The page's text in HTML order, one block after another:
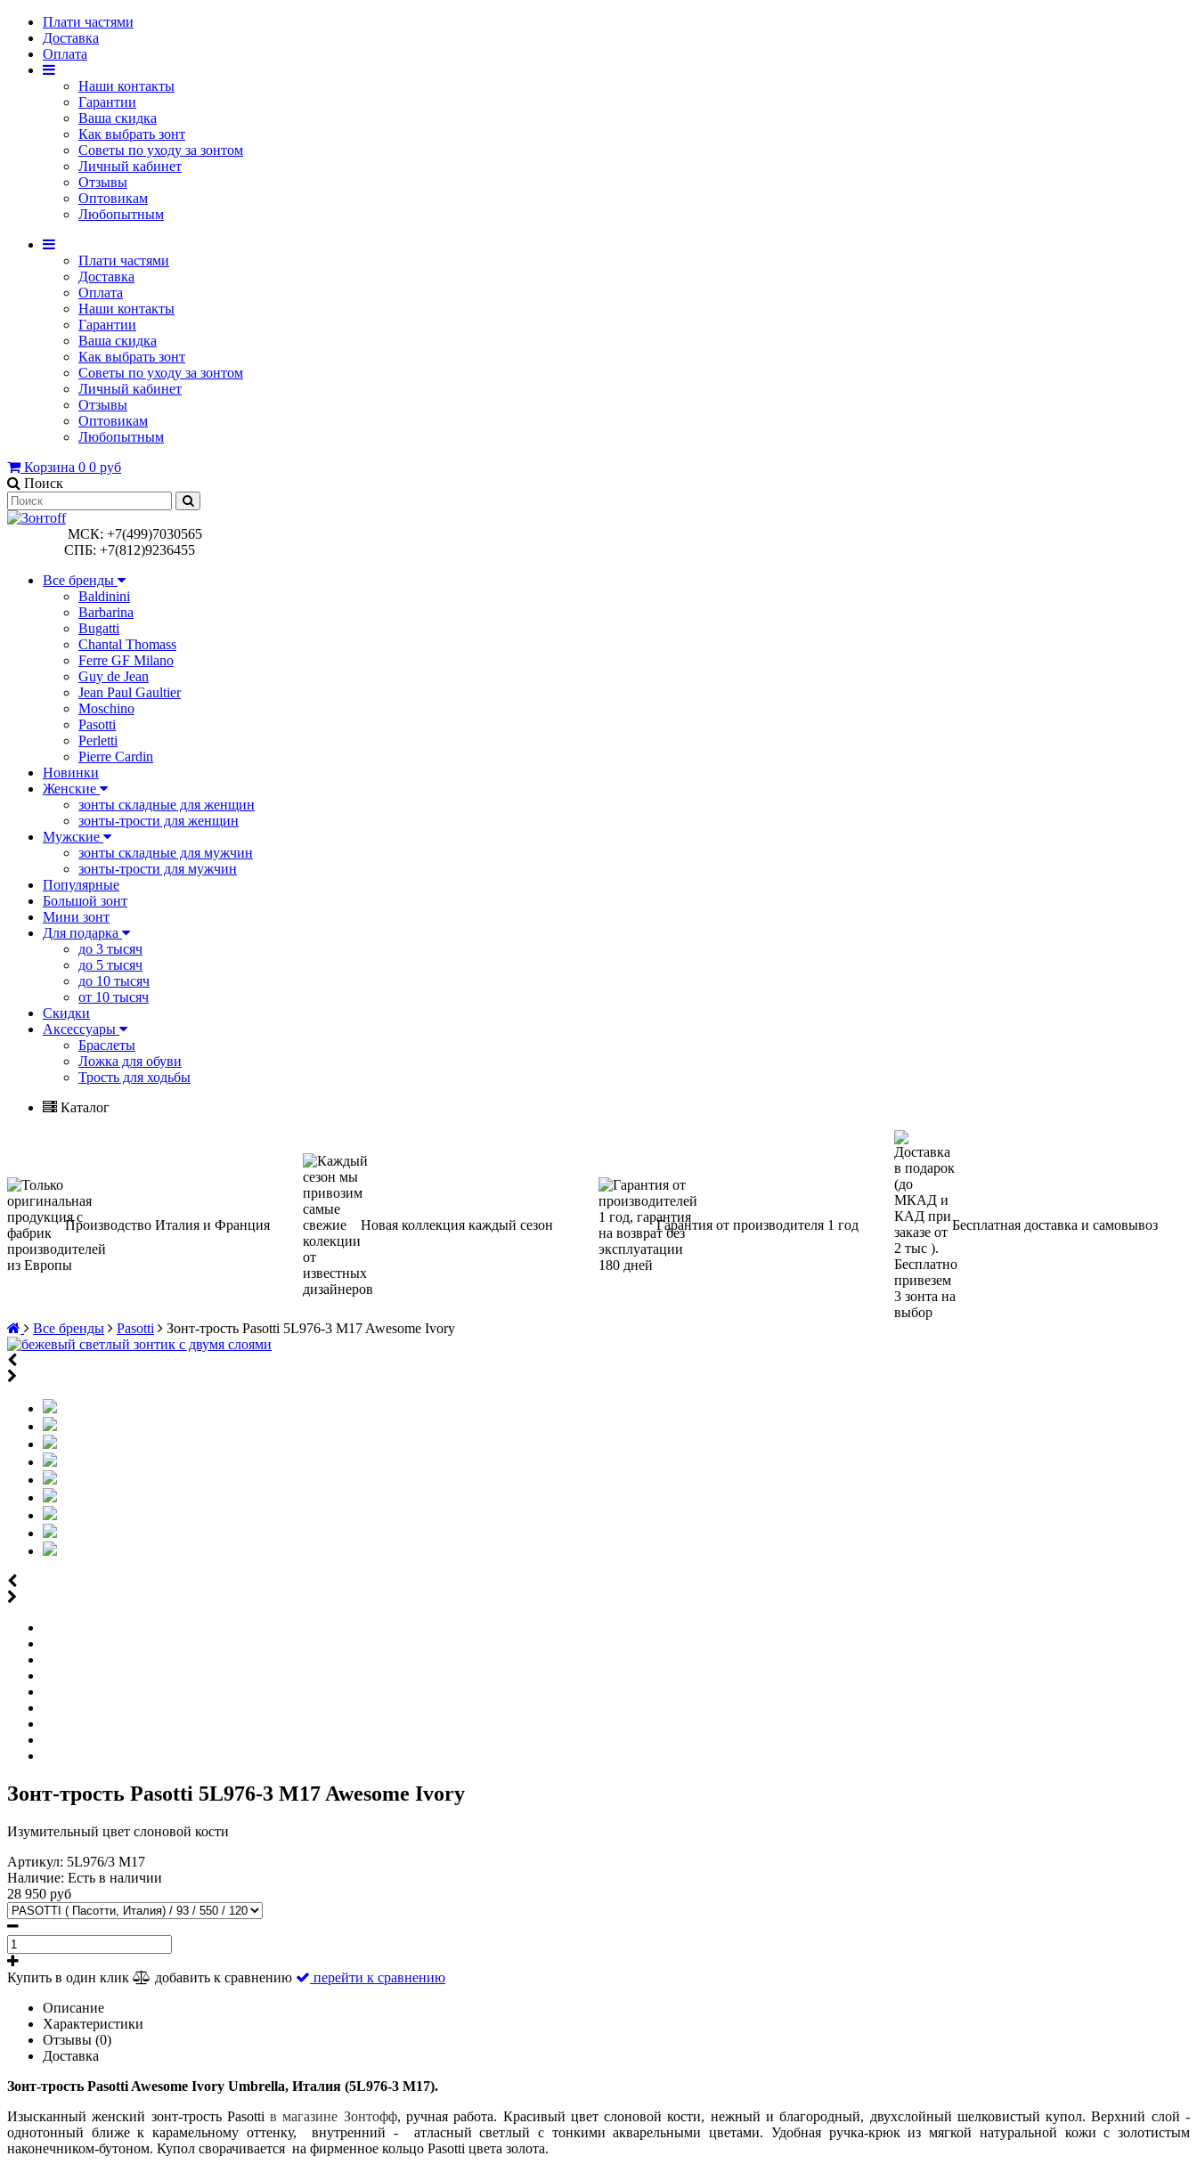
Плати частями
Доставка
Оплата
Наши контакты
Гарантии
Ваша скидка
Как выбрать зонт
Советы по уходу за зонтом
Личный кабинет
Отзывы
Оптовикам
Любопытным
Плати частями
Доставка
Оплата
Наши контакты
Гарантии
Ваша скидка
Как выбрать зонт
Советы по уходу за зонтом
Личный кабинет
Отзывы
Оптовикам
Любопытным
Корзина 0 0 руб
Поиск
МСК: +7(499)7030565
СПБ: +7(812)9236455
Все бренды
Baldinini
Barbarina
Bugatti
Chantal Thomass
Ferre GF Milano
Guy de Jean
Jean Paul Gaultier
Moschino
Pasotti
Perletti
Pierre Cardin
Новинки
Женские
зонты складные для женщин
зонты-трости для женщин
Мужские
зонты складные для мужчин
зонты-трости для мужчин
Популярные
Большой зонт
Мини зонт
Для подарка
до 3 тысяч
до 5 тысяч
до 10 тысяч
от 10 тысяч
Скидки
Аксессуары
Браслеты
Ложка для обуви
Трость для ходьбы
Каталог
Производство Италия и Франция Новая коллекция каждый сезон Гарантия от производителя 1 год Бесплатная доставка и самовывоз
Все бренды Pasotti Зонт-трость Pasotti 5L976-3 M17 Awesome Ivory
Зонт-трость Pasotti 5L976-3 M17 Awesome Ivory
Изумительный цвет слоновой кости
Артикул: 5L976/3 M17
Наличие: Есть в наличии
28 950 руб
Купить в один клик добавить к сравнению
перейти к сравнению
Описание
Характеристики
Отзывы (0)
Доставка
Зонт-трость Pasotti Awesome Ivory Umbrella, Италия (5L976-3 M17).
Изысканный женский зонт-трость Pasotti в магазине Зонтофф, ручная работа. Красивый цвет слоновой кости, нежный и благородный, двухслойный шелковистый купол. Верхний слой -
однотонный ближе к карамельному оттенку, внутренний - атласный светлый с тонкими акварельными цветами. Удобная ручка-крюк из мягкой натуральной кожи с золотистым
наконечником-бутоном. Купол сворачивается на фирменное кольцо Pasotti цвета золота.